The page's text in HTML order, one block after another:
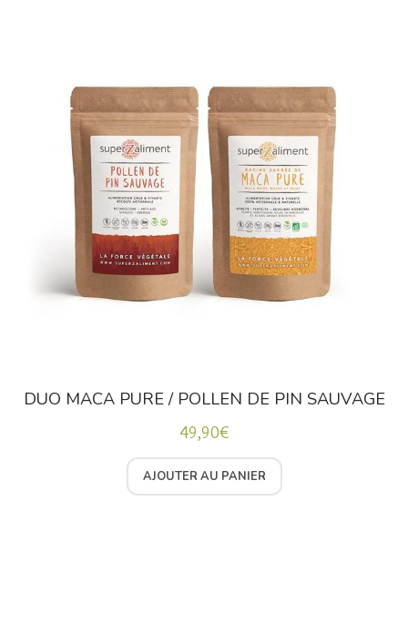
Libido / Tonus Sexuel
Sport / Muscles
Vitamines / Minéraux / Oligoéléments
DUO MACA PURE / POLLEN DE PIN SAUVAGE
49,90€
AJOUTER AU PANIER